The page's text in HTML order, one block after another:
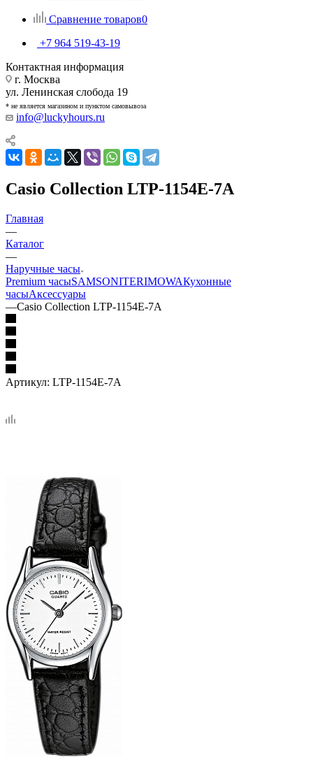
Сравнение товаров0
+7 964 519-43-19
Контактная информация
г. Москва
ул. Ленинская слобода 19
* не является магазином и пунктом самовывоза
info@luckyhours.ru
Casio Collection LTP-1154E-7A
Главная
—
Каталог
—
Наручные часы
Premium часыSAMSONITERIMOWAКухонные
часыАксессуары
—Casio Collection LTP-1154E-7A
Артикул: LTP-1154E-7A